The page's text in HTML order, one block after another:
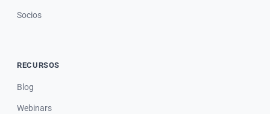
Socios
RECURSOS
Blog
Webinars